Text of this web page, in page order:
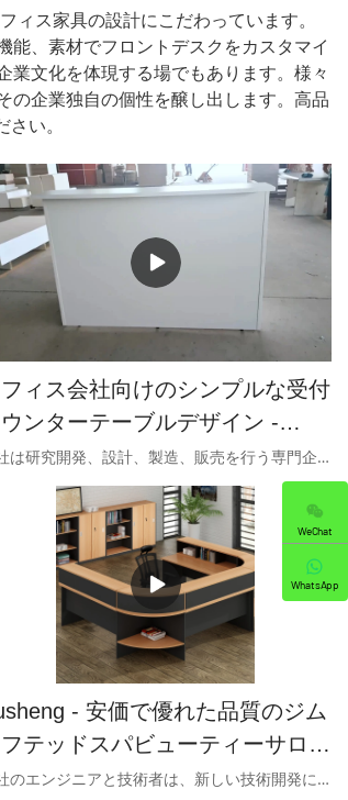
ィス家具の設計にこだわっています。
能、素材でフロントデスクをカスタマイ
業文化を体現する場でもあります。様々
の企業独自の個性を醸し出します。高品
い。
ィス会社向けのシンプルな受付
ンターテーブルデザイン -
当社は研究開発、設計、製造、販売を行う専門企業です。当社には独自の営業チームがあり、毎月新製品を更新しています。図面に応じたカスタマイズも問題ありません。OEM/ODM も歓迎します。
- 安価で優れた品質のジム
テッドスパビューティーサロン
ブホワイトモダンオフィス受付
当社のエンジニアと技術者は、新しい技術開発について深い洞察力を持っています。これまで、当社はアップグレードされた技術を成熟した方法で採用してきました。これは、安価で優れた品質のジム、タフテッド スパ、ビューティー サロン、曲線の白いモダンなオフィス受付デスク、オフィス家具、経済的なデザインなどの応用分野で人気があります。
WeChat
WhatsApp